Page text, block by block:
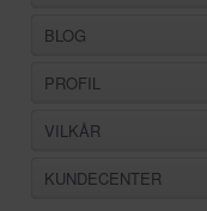
BLOG
PROFIL
VILKÅR
KUNDECENTER